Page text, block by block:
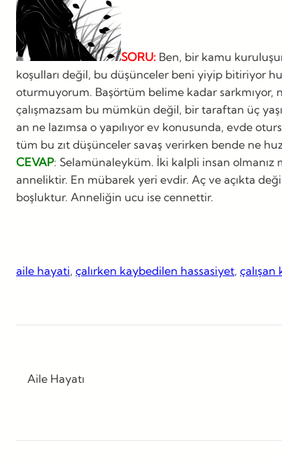
SORU: Ben, bir kamu
koşulları değil, bu düşünceler beni yiyip bitiriyor
oturmuyorum. Başörtüm belime kadar sarkmıyor,
çalışmazsam bu mümkün değil, bir taraftan üç
an ne lazımsa o yapılıyor ev konusunda, evde
tüm bu zıt düşünceler savaş verirken bende ne
CEVAP: Selamünaleyküm. İki kalpli insan
anneliktir. En mübarek yeri evdir. Aç ve açıkta
boşluktur. Anneliğin ucu ise cennettir.
aile hayati, çalırken kaybedilen hassasiyet, çalışan
Aile Hayatı